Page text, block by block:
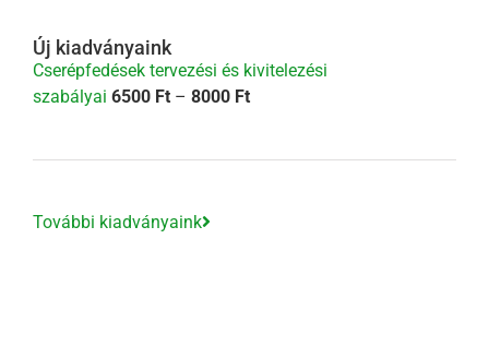
Új kiadványaink
Cserépfedések tervezési és kivitelezési
szabályai 6500 Ft – 8000 FtÁrtartomány:
További kiadványaink